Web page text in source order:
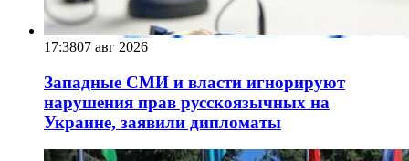
17:3807 авг 2026
Западные СМИ и власти игнорируют
нарушения прав русскоязычных на
Украине, заявили дипломаты